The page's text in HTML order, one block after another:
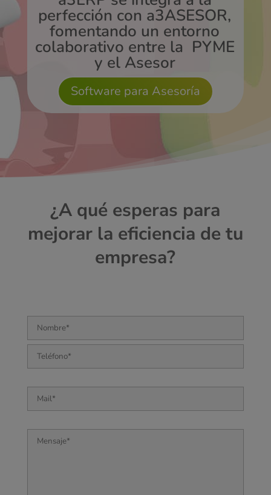
perfección con a3ASESOR,
fomentando un entorno
colaborativo entre la PYME
y el Asesor
Software para Asesoría
¿A qué esperas para
mejorar la eficiencia de tu
empresa?